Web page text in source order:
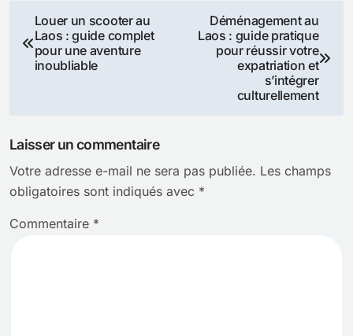
Navigation
de
Louer un scooter au
Laos : guide complet
pour une aventure
inoubliable
Déménagement au
Laos : guide pratique
pour réussir votre
expatriation et
s’intégrer
culturellement
Laisser un commentaire
Votre adresse e-mail ne sera pas publiée. Les champs
obligatoires sont indiqués avec *
Commentaire *